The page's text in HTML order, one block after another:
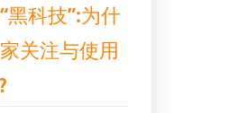
黑科技”:为什
关注与使用